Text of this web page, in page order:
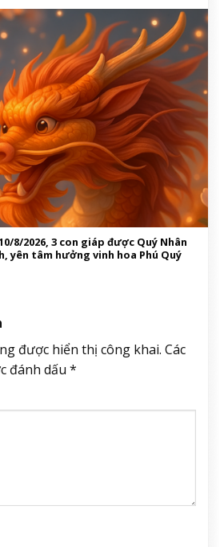
8/2026, 3 con giáp được Quý Nhân
yên tâm hưởng vinh hoa Phú Quý
được hiển thị công khai. Các
đánh dấu *